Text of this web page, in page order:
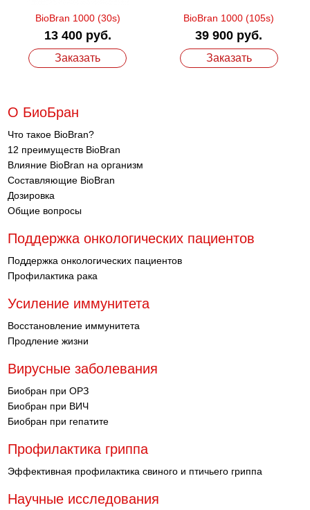
BioBran 1000 (30s)
13 400 руб.
Заказать
BioBran 1000 (105s)
39 900 руб.
Заказать
О БиоБран
Что такое BioBran?
12 преимуществ BioBran
Влияние BioBran на организм
Составляющие BioBran
Дозировка
Общие вопросы
Поддержка онкологических пациентов
Поддержка онкологических пациентов
Профилактика рака
Усиление иммунитета
Восстановление иммунитета
Продление жизни
Вирусные заболевания
Биобран при ОРЗ
Биобран при ВИЧ
Биобран при гепатите
Профилактика гриппа
Эффективная профилактика свиного и птичьего гриппа
Научные исследования